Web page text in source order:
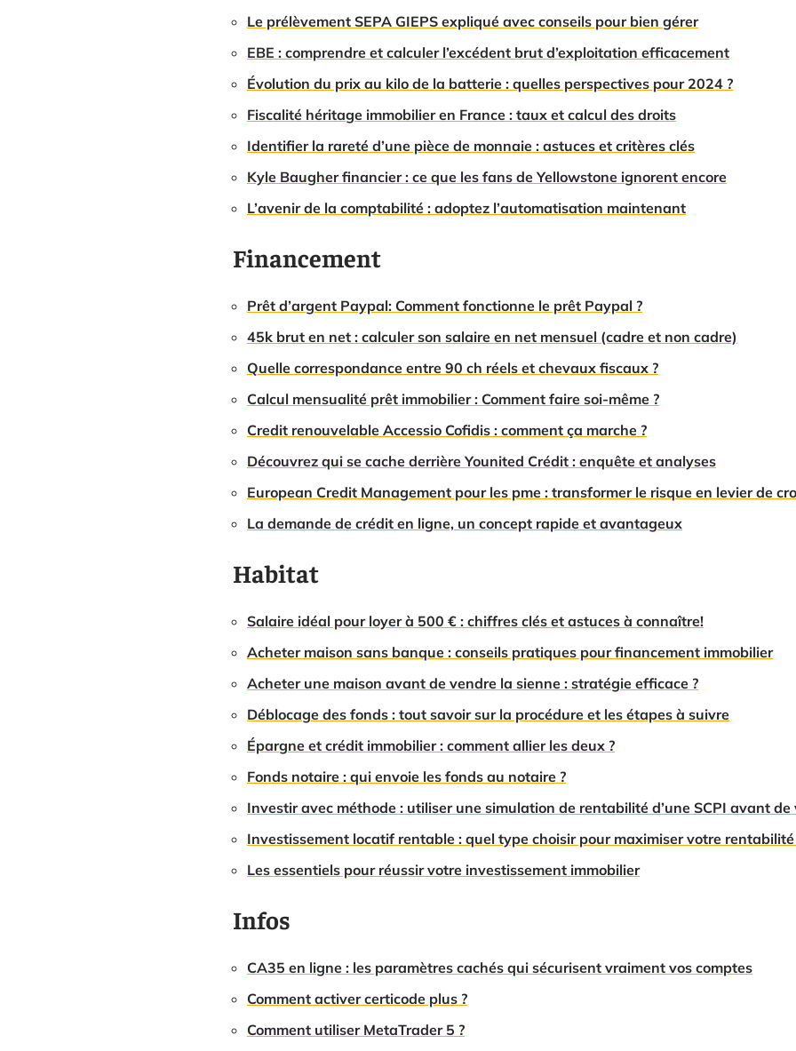
Le prélèvement SEPA GIEPS expliqué avec conseils pour bien gérer
EBE : comprendre et calculer l’excédent brut d’exploitation efficacement
Évolution du prix au kilo de la batterie : quelles perspectives pour 2024 ?
Fiscalité héritage immobilier en France : taux et calcul des droits
Identifier la rareté d’une pièce de monnaie : astuces et critères clés
Kyle Baugher financier : ce que les fans de Yellowstone ignorent encore
L’avenir de la comptabilité : adoptez l’automatisation maintenant
Financement
Prêt d’argent Paypal: Comment fonctionne le prêt Paypal ?
45k brut en net : calculer son salaire en net mensuel (cadre et non cadre)
Quelle correspondance entre 90 ch réels et chevaux fiscaux ?
Calcul mensualité prêt immobilier : Comment faire soi-même ?
Credit renouvelable Accessio Cofidis : comment ça marche ?
Découvrez qui se cache derrière Younited Crédit : enquête et analyses
European Credit Management pour les pme : transformer le risque en levier de
La demande de crédit en ligne, un concept rapide et avantageux
Habitat
Salaire idéal pour loyer à 500 € : chiffres clés et astuces à connaître!
Acheter maison sans banque : conseils pratiques pour financement immobilier
Acheter une maison avant de vendre la sienne : stratégie efficace ?
Déblocage des fonds : tout savoir sur la procédure et les étapes à suivre
Épargne et crédit immobilier : comment allier les deux ?
Fonds notaire : qui envoie les fonds au notaire ?
Investir avec méthode : utiliser une simulation de rentabilité d’une SCPI avant
Investissement locatif rentable : quel type choisir pour maximiser votre rentabilité
Les essentiels pour réussir votre investissement immobilier
Infos
CA35 en ligne : les paramètres cachés qui sécurisent vraiment vos comptes
Comment activer certicode plus ?
Comment utiliser MetaTrader 5 ?